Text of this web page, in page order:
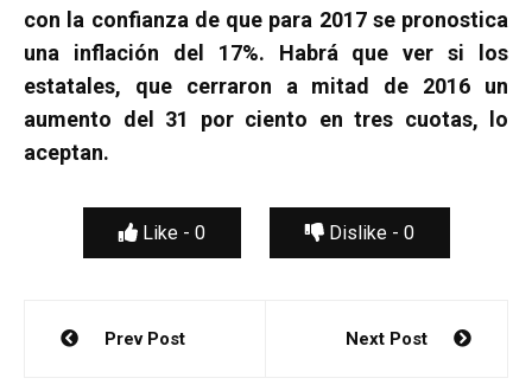
con la confianza de que para 2017 se pronostica
una inflación del 17%. Habrá que ver si los
estatales, que cerraron a mitad de 2016 un
aumento del 31 por ciento en tres cuotas, lo
aceptan.
Like - 0 Dislike - 0
Navegación
Prev Post Next Post